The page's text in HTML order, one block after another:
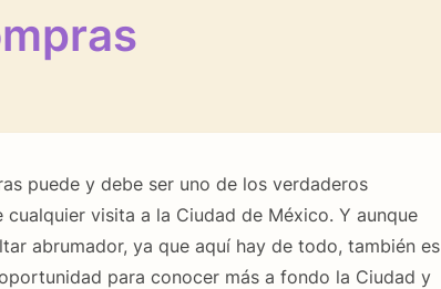
puede y debe ser uno de los verdaderos
cualquier visita a la Ciudad de México. Y aunque
abrumador, ya que aquí hay de todo, también es
para conocer más a fondo la Ciudad y